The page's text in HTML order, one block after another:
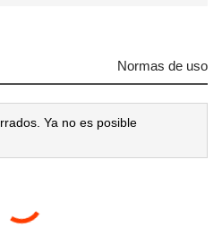
Normas de uso
Ya no es posible